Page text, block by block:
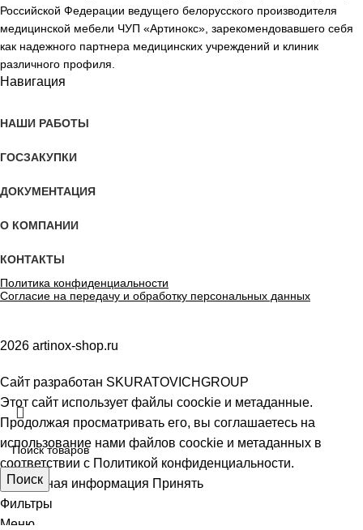
Российской Федерации ведущего белорусского производителя
медицинской мебели ЧУП «Артинокс», зарекомендовавшего себя
как надежного партнера медицинских учреждений и клиник
различного профиля.
Навигация
НАШИ РАБОТЫ
ГОСЗАКУПКИ
ДОКУМЕНТАЦИЯ
О КОМПАНИИ
КОНТАКТЫ
Политика конфиденциальности
Согласие на передачу и обработку персональных данных
2026 artinox-shop.ru
Сайт разработан SKURATOVICHGROUP
Поиск
Этот сайт использует файлы coockie и метаданные.
Продолжая просматривать его, вы соглашаетесь на
использование нами файлов coockie и метаданных в
соответствии с Политикой конфиденциальности.
Подробная информация Принять
Фильтры
Меню